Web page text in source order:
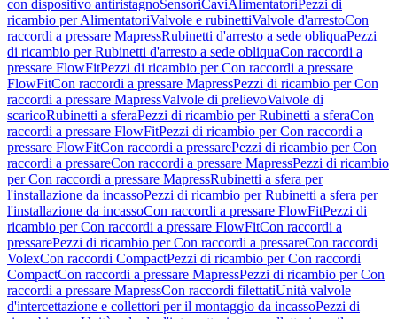
con dispositivo antiristagnoSensoriCaviAlimentatori Pezzi di
ricambio per AlimentatoriValvole e rubinettiValvole d'arrestoCon
raccordi a pressare MapressRubinetti d'arresto a sede obliquaPezzi
di ricambio per Rubinetti d'arresto a sede obliquaCon raccordi a
pressare FlowFitPezzi di ricambio per Con raccordi a pressare
FlowFitCon raccordi a pressare MapressPezzi di ricambio per Con
raccordi a pressare MapressValvole di prelievoValvole di
scaricoRubinetti a sferaPezzi di ricambio per Rubinetti a sferaCon
raccordi a pressare FlowFitPezzi di ricambio per Con raccordi a
pressare FlowFitCon raccordi a pressarePezzi di ricambio per Con
raccordi a pressareCon raccordi a pressare MapressPezzi di ricambio
per Con raccordi a pressare MapressRubinetti a sfera per
l'installazione da incassoPezzi di ricambio per Rubinetti a sfera per
l'installazione da incassoCon raccordi a pressare FlowFitPezzi di
ricambio per Con raccordi a pressare FlowFitCon raccordi a
pressarePezzi di ricambio per Con raccordi a pressareCon raccordi
VolexCon raccordi CompactPezzi di ricambio per Con raccordi
CompactCon raccordi a pressare MapressPezzi di ricambio per Con
raccordi a pressare MapressCon raccordi filettatiUnità valvole
d'intercettazione e collettori per il montaggio da incassoPezzi di